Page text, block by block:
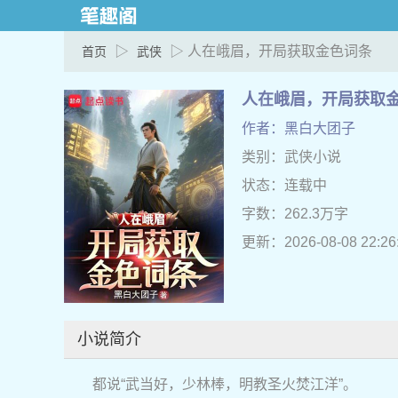
首页 ▷ 武侠 ▷ 人在峨眉，开局获取金色词条
人在峨眉，开局获取
作者：黑白大团子
类别：武侠小说
状态：连载中
字数：262.3万字
更新：2026-08-08
小说简介
都说“武当好，少林棒，明教圣火焚江洋”。